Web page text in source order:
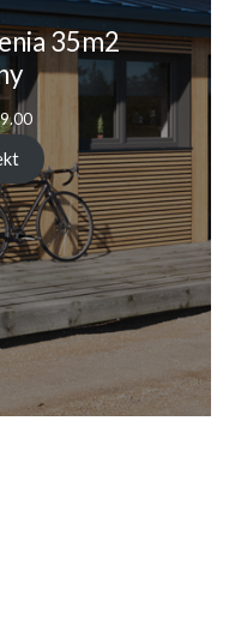
35m2
Zakres
od
zł249.00
do
zł499.00